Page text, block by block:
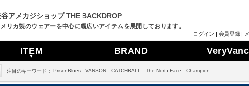
谷アメカジショップ THE BACKDROP
リカ製のウェアーを中心に幅広いアイテムを展開しております。
ログイン | 会員登録|
ITEM
▼
BRAND
注目のキーワード： PrisonBlues VANSON CATCHBALL The North Face Champion